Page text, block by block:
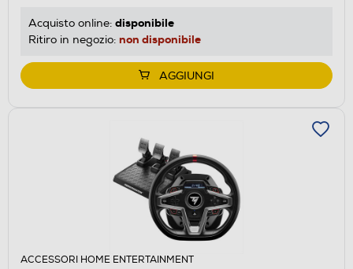
Acquisto online: disponibile
Ritiro in negozio: non disponibile
AGGIUNGI
ACCESSORI HOME ENTERTAINMENT